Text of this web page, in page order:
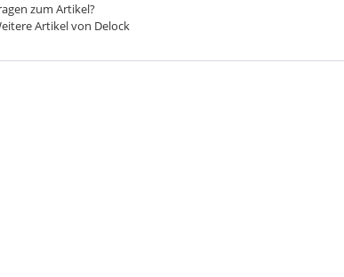
zum Artikel?
Artikel von Delock